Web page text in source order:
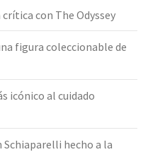
con The Odyssey
figura coleccionable de
icónico al cuidado
Schiaparelli hecho a la